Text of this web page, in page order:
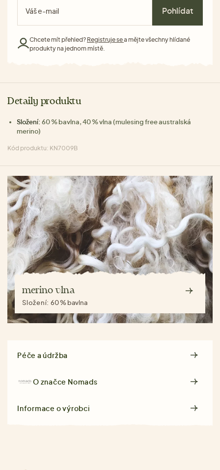
Pohlídat
Chcete mít přehled? Registruje sea mějte všechny hlídané
produkty na jednom místě.
Detaily produktu
Složení: 60 % bavlna, 40 % vlna (mulesing free australská
merino)
Kód produktu: KN7009B
merino vlna
Složení:60 % bavlna
Péče a údržba
O značce Nomads
Informace o výrobci